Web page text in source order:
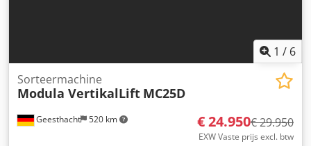
1 / 6
Geesthacht 520 km
Sorteermachine
Modula VertikalLift MC25D
€ 24.950€ 29.950
EXW Vaste prijs excl. btw